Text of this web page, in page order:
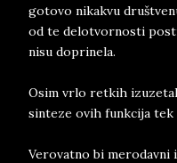
gotovo nikakvu
od te delotvornosti
nisu doprinela.
Osim vrlo retkih
sinteze ovih funkcija tek
Verovatno bi merodavni